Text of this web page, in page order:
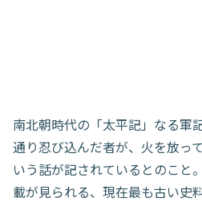
南北朝時代の「太平記」なる軍
通り忍び込んだ者が、火を放っ
いう話が記されているとのこと
載が見られる、現在最も古い史